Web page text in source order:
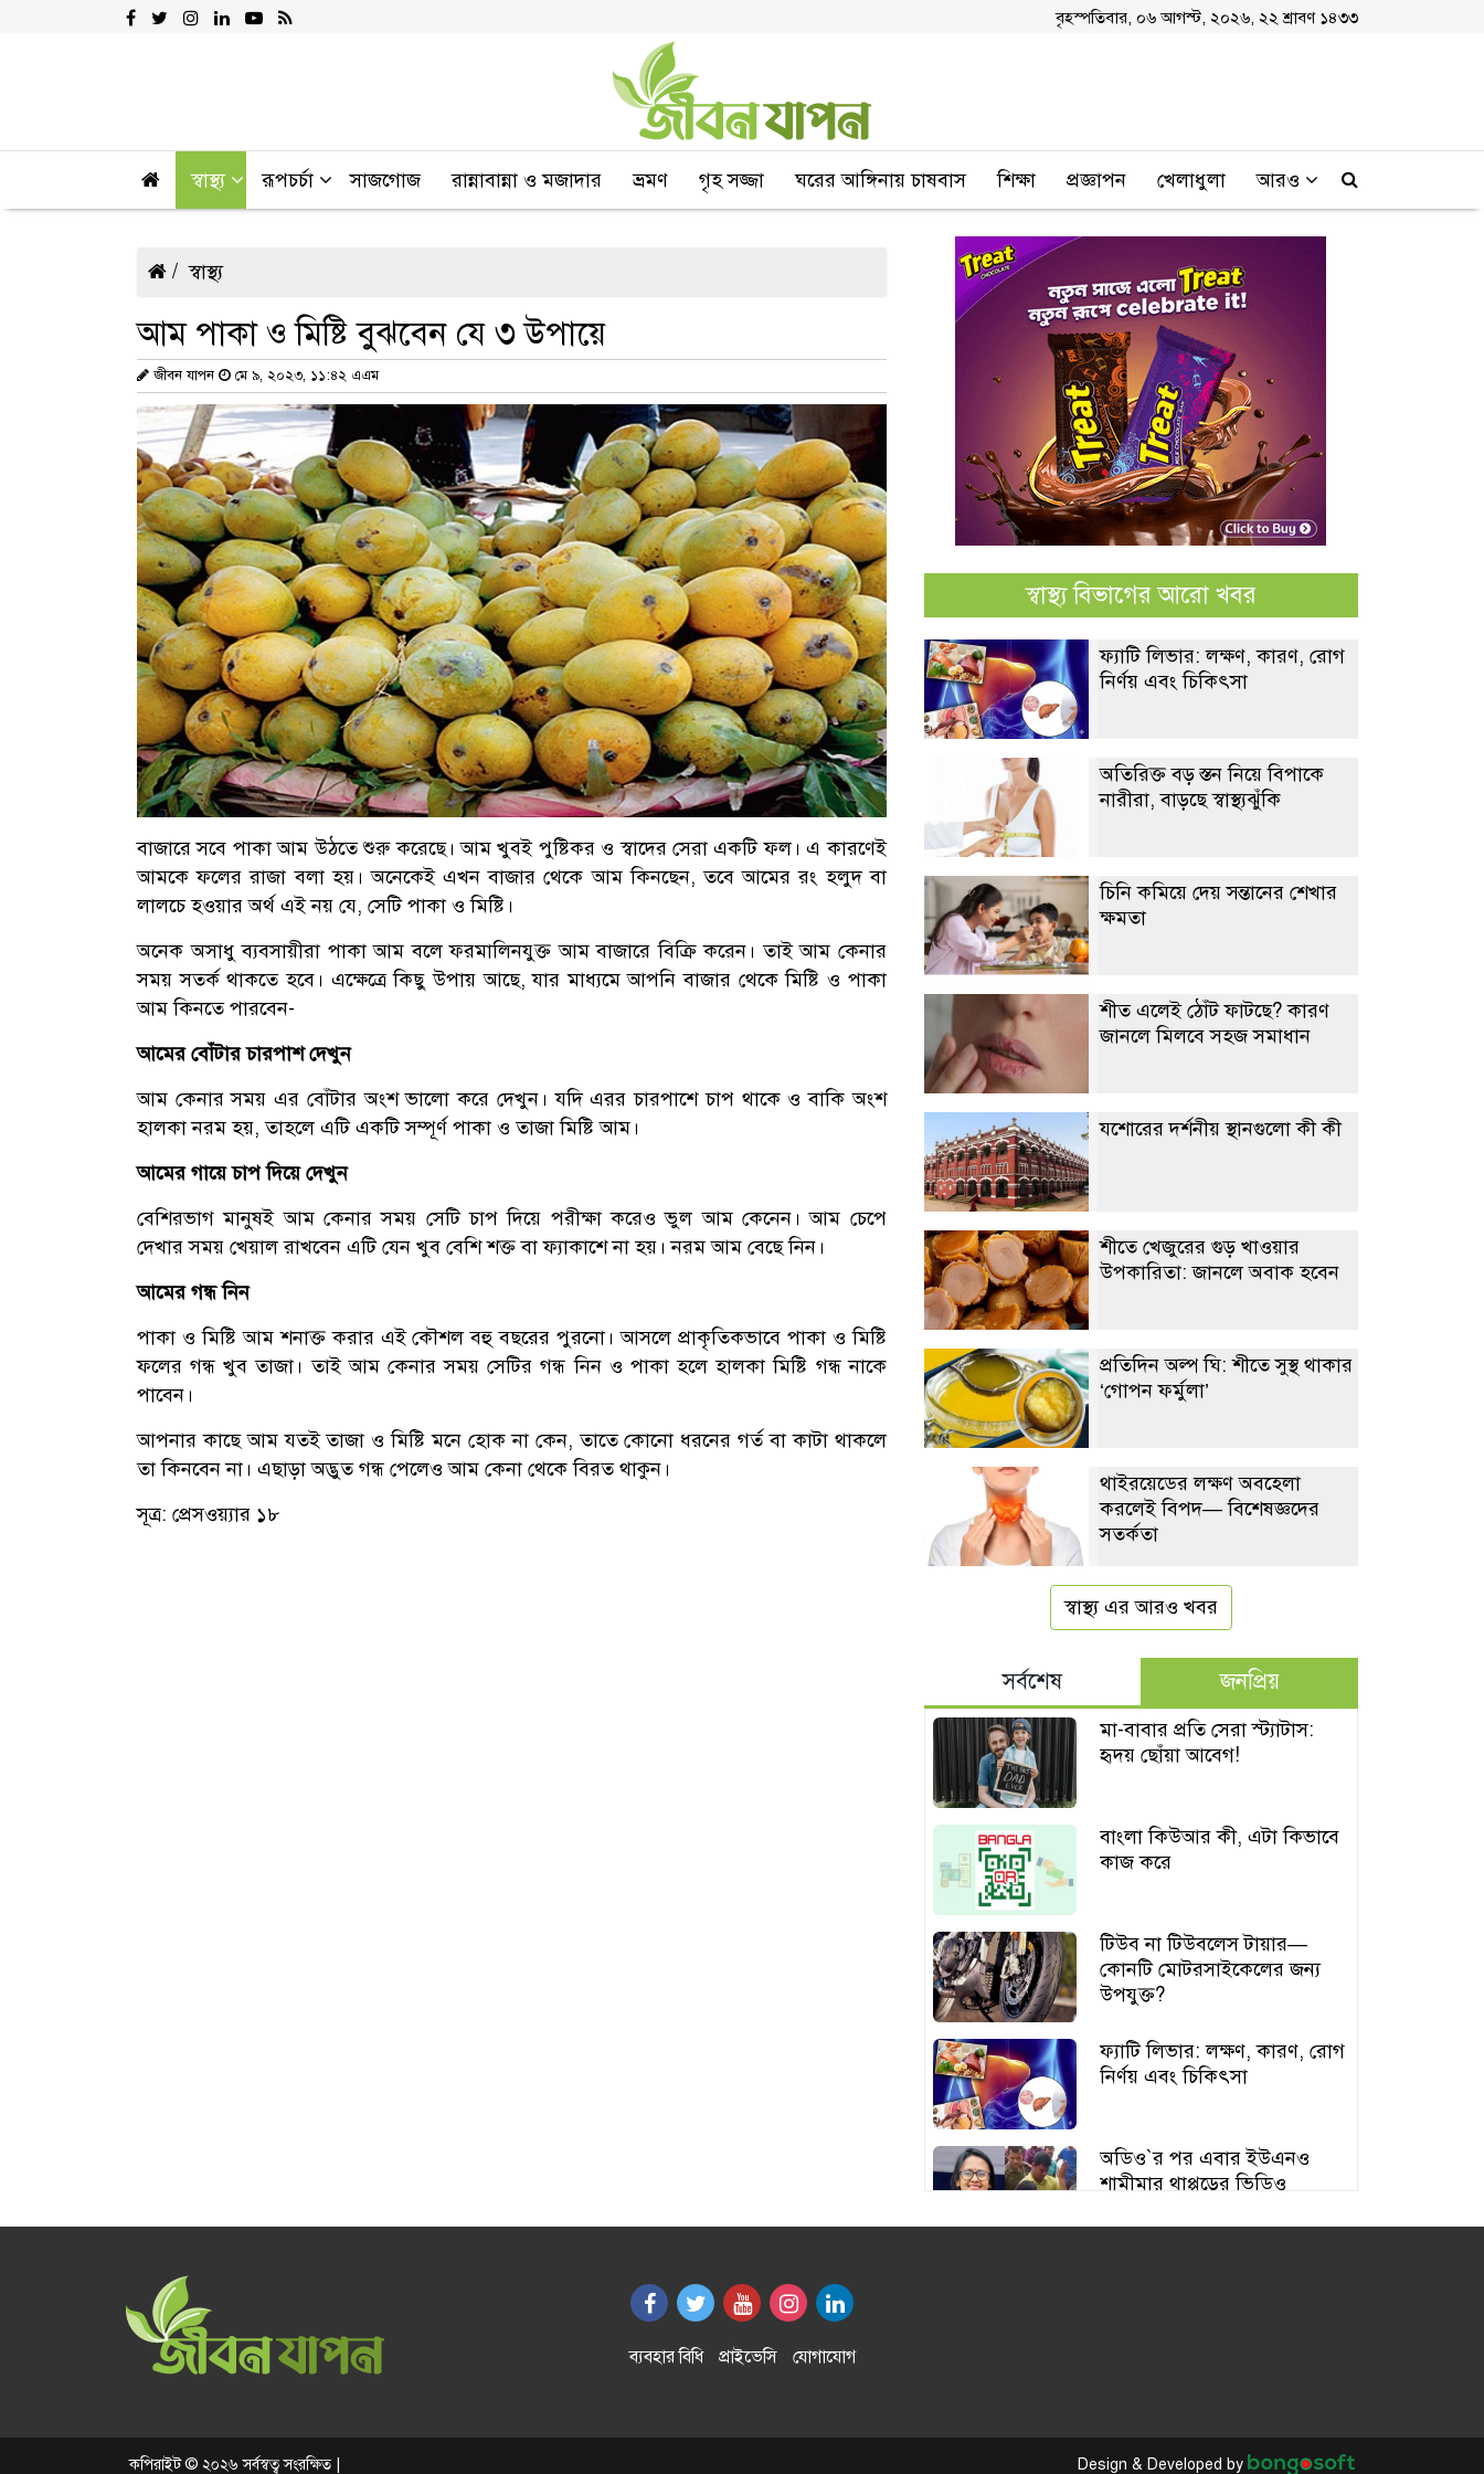
বৃহস্পতিবার, ০৬ আগস্ট, ২০২৬, ২২ শ্রাবণ ১৪৩৩
স্বাস্থ্য রূপচর্চা সাজগোজ রান্নাবান্না ও মজাদার ভ্রমণ গৃহ সজ্জা ঘরের আঙ্গিনায় চাষবাস শিক্ষা প্রজ্ঞাপন খেলাধুলা আরও
স্বাস্থ্য
আম পাকা ও মিষ্টি বুঝবেন যে ৩ উপায়ে
জীবন যাপন মে ৯, ২০২৩, ১১:৪২ এএম
বাজারে সবে পাকা আম উঠতে শুরু করেছে। আম খুবই পুষ্টিকর ও স্বাদের সেরা একটি ফল। এ কারণেই
আমকে ফলের রাজা বলা হয়। অনেকেই এখন বাজার থেকে আম কিনছেন, তবে আমের রং হলুদ বা
লালচে হওয়ার অর্থ এই নয় যে, সেটি পাকা ও মিষ্টি।
অনেক অসাধু ব্যবসায়ীরা পাকা আম বলে ফরমালিনযুক্ত আম বাজারে বিক্রি করেন। তাই আম কেনার
সময় সতর্ক থাকতে হবে। এক্ষেত্রে কিছু উপায় আছে, যার মাধ্যমে আপনি বাজার থেকে মিষ্টি ও পাকা
আম কিনতে পারবেন-
আমের বোঁটার চারপাশ দেখুন
আম কেনার সময় এর বোঁটার অংশ ভালো করে দেখুন। যদি এরর চারপাশে চাপ থাকে ও বাকি অংশ
হালকা নরম হয়, তাহলে এটি একটি সম্পূর্ণ পাকা ও তাজা মিষ্টি আম।
আমের গায়ে চাপ দিয়ে দেখুন
বেশিরভাগ মানুষই আম কেনার সময় সেটি চাপ দিয়ে পরীক্ষা করেও ভুল আম কেনেন। আম চেপে
দেখার সময় খেয়াল রাখবেন এটি যেন খুব বেশি শক্ত বা ফ্যাকাশে না হয়। নরম আম বেছে নিন।
আমের গন্ধ নিন
পাকা ও মিষ্টি আম শনাক্ত করার এই কৌশল বহু বছরের পুরনো। আসলে প্রাকৃতিকভাবে পাকা ও মিষ্টি
ফলের গন্ধ খুব তাজা। তাই আম কেনার সময় সেটির গন্ধ নিন ও পাকা হলে হালকা মিষ্টি গন্ধ নাকে
পাবেন।
আপনার কাছে আম যতই তাজা ও মিষ্টি মনে হোক না কেন, তাতে কোনো ধরনের গর্ত বা কাটা থাকলে
তা কিনবেন না। এছাড়া অদ্ভুত গন্ধ পেলেও আম কেনা থেকে বিরত থাকুন।
সূত্র: প্রেসওয়্যার ১৮
স্বাস্থ্য বিভাগের আরো খবর
ফ্যাটি লিভার: লক্ষণ, কারণ, রোগ
নির্ণয় এবং চিকিৎসা
অতিরিক্ত বড় স্তন নিয়ে বিপাকে
নারীরা, বাড়ছে স্বাস্থ্যঝুঁকি
চিনি কমিয়ে দেয় সন্তানের শেখার
ক্ষমতা
শীত এলেই ঠোঁট ফাটছে? কারণ
জানলে মিলবে সহজ সমাধান
যশোরের দর্শনীয় স্থানগুলো কী কী
শীতে খেজুরের গুড় খাওয়ার
উপকারিতা: জানলে অবাক হবেন
প্রতিদিন অল্প ঘি: শীতে সুস্থ থাকার
‘গোপন ফর্মুলা’
থাইরয়েডের লক্ষণ অবহেলা
করলেই বিপদ— বিশেষজ্ঞদের
সতর্কতা
স্বাস্থ্য এর আরও খবর
সর্বশেষ জনপ্রিয়
মা-বাবার প্রতি সেরা স্ট্যাটাস:
হৃদয় ছোঁয়া আবেগ!
বাংলা কিউআর কী, এটা কিভাবে
কাজ করে
টিউব না টিউবলেস টায়ার—
কোনটি মোটরসাইকেলের জন্য
উপযুক্ত?
ফ্যাটি লিভার: লক্ষণ, কারণ, রোগ
নির্ণয় এবং চিকিৎসা
অডিও‍‍`র পর এবার ইউএনও
শামীমার থাপ্পড়ের ভিডিও
ব্যবহার বিধি প্রাইভেসি যোগাযোগ
কপিরাইট © ২০২৬ সর্বস্বত্ব সংরক্ষিত | Design & Developed by